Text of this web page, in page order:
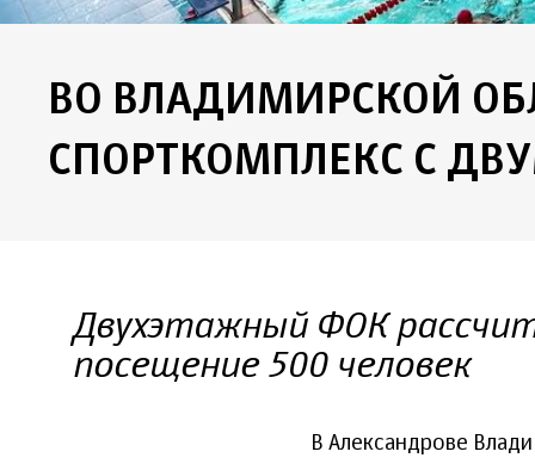
ВО ВЛАДИМИРСКОЙ
СПОРТКОМПЛЕКС С
Двухэтажный ФОК
посещение 500 человек
В Александрове